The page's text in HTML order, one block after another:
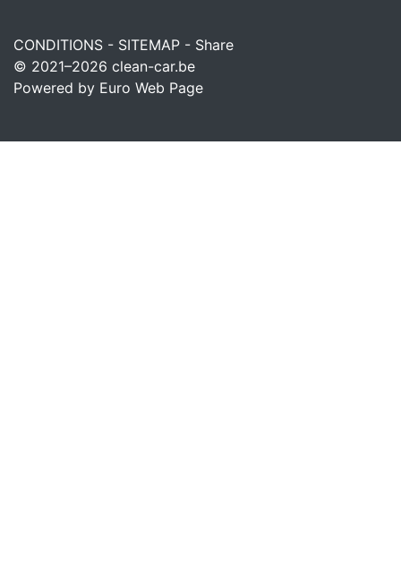
CONDITIONS - SITEMAP - Share
© 2021–2026 clean-car.be
Powered by Euro Web Page